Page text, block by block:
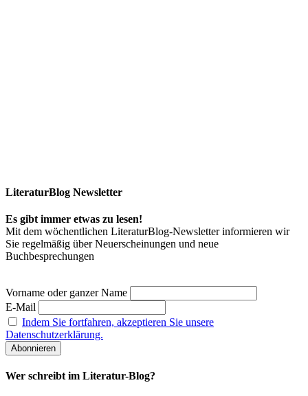
LiteraturBlog Newsletter
Es gibt immer etwas zu lesen!
Mit dem wöchentlichen LiteraturBlog-Newsletter informieren wir
Sie regelmäßig über Neuerscheinungen und neue
Buchbesprechungen
Vorname oder ganzer Name
E-Mail
Indem Sie fortfahren, akzeptieren Sie unsere
Datenschutzerklärung.
Wer schreibt im Literatur-Blog?